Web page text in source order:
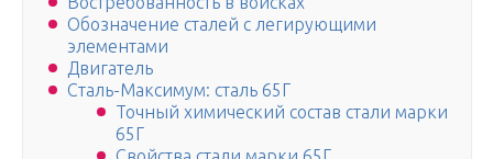
Обозначение сталей с легирующими
элементами
Двигатель
Сталь-Максимум: cталь 65Г
Точный химический состав стали марки
65Г